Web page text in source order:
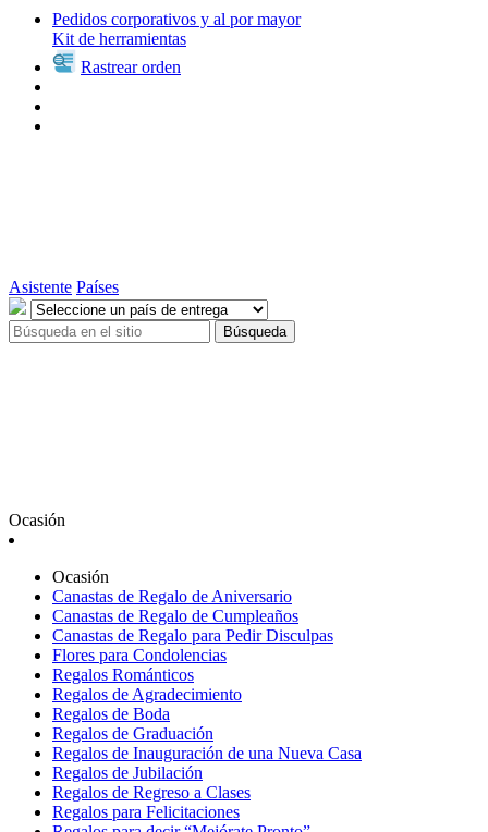
Pedidos corporativos y al por mayor
Kit de herramientas
Rastrear orden
Asistente Países
Búsqueda
Ocasión
Ocasión
Canastas de Regalo de Aniversario
Canastas de Regalo de Cumpleaños
Canastas de Regalo para Pedir Disculpas
Flores para Condolencias
Regalos Románticos
Regalos de Agradecimiento
Regalos de Boda
Regalos de Graduación
Regalos de Inauguración de una Nueva Casa
Regalos de Jubilación
Regalos de Regreso a Clases
Regalos para Felicitaciones